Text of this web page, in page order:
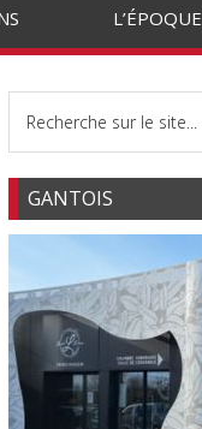
L’ÉPOQUE
GANTOIS